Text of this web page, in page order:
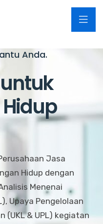
Anda.
Jasa
Hidup dengan
Menenai
Upaya Pengelolaan
(UKL & UPL) kegiatan